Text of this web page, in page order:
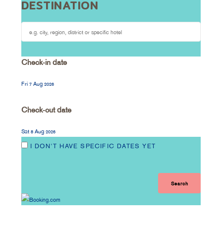
DESTINATION
Check-in date
Fri 7 Aug 2026
Check-out date
Sat 8 Aug 2026
I DON'T HAVE SPECIFIC DATES YET